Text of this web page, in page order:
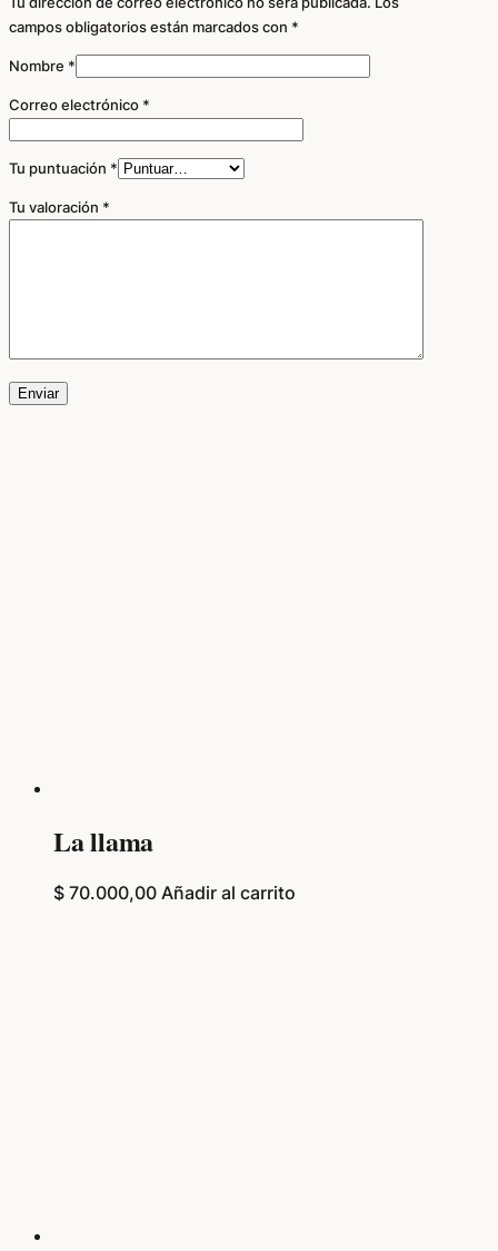
campos obligatorios están marcados con *
Nombre *
Correo electrónico *
Tu puntuación *
Tu valoración *
La llama
$ 70.000,00 Añadir al carrito